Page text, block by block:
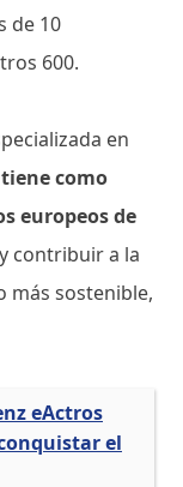
de 10
600.
en
tiene como
europeos de
y contribuir a la
más sostenible,
eActros
el